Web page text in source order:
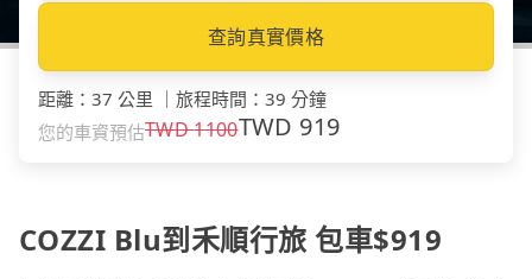
查詢真實價格
距離 ： 37 公里 旅程時間 ： 39 分鐘
您的車資預估TWD1100TWD 919
COZZI Blu到禾順行旅 包車$919